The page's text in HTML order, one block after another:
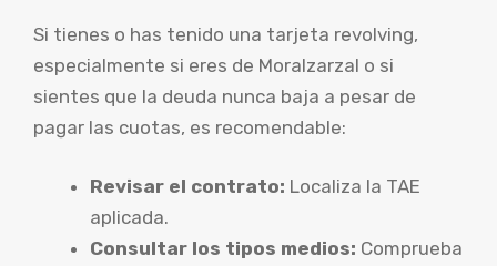
Si tienes o has tenido una tarjeta revolving,
especialmente si eres de Moralzarzal o si
sientes que la deuda nunca baja a pesar de
pagar las cuotas, es recomendable:
Revisar el contrato: Localiza la TAE
aplicada.
Consultar los tipos medios: Comprueba